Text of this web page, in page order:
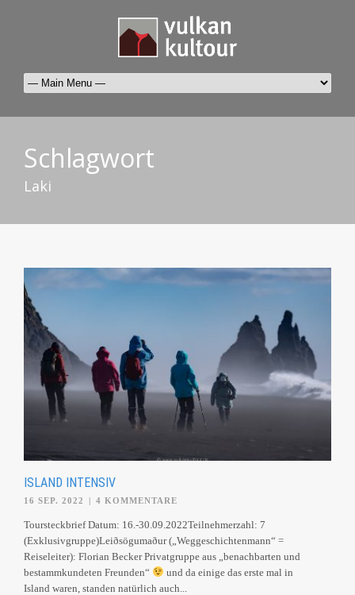
Schlagwort
Laki
ISLAND INTENSIV
16 SEP. 2022 | 4 KOMMENTARE
Toursteckbrief Datum: 16.-30.09.2022Teilnehmerzahl: 7
(Exklusivgruppe)Leiðsögumaður („Weggeschichtenmann“ =
Reiseleiter): Florian Becker Privatgruppe aus „benachbarten und
bestammkundeten Freunden“
und da einige das erste mal in
Island waren, standen natürlich auch...